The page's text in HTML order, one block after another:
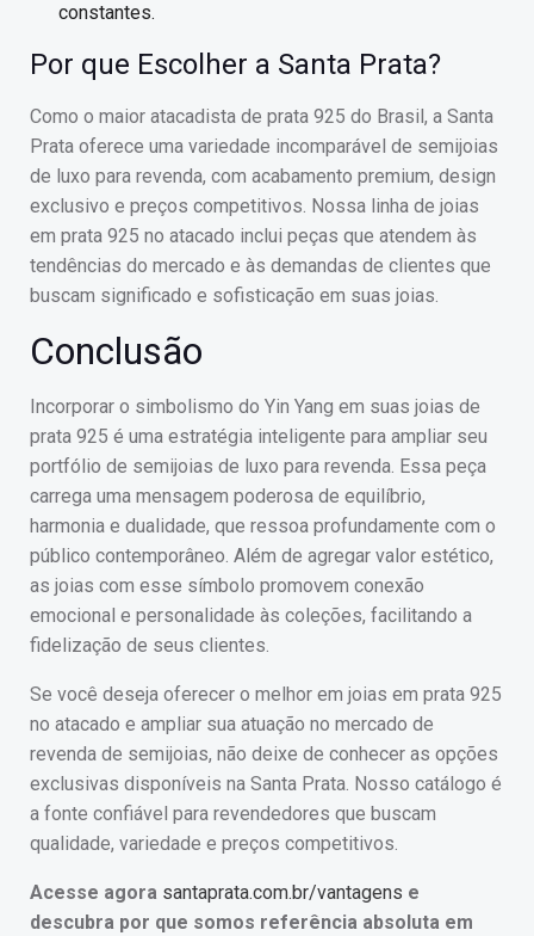
constantes.
Por que Escolher a Santa Prata?
Como o maior atacadista de prata 925 do Brasil, a Santa
Prata oferece uma variedade incomparável de semijoias
de luxo para revenda, com acabamento premium, design
exclusivo e preços competitivos. Nossa linha de joias
em prata 925 no atacado inclui peças que atendem às
tendências do mercado e às demandas de clientes que
buscam significado e sofisticação em suas joias.
Conclusão
Incorporar o simbolismo do Yin Yang em suas joias de
prata 925 é uma estratégia inteligente para ampliar seu
portfólio de semijoias de luxo para revenda. Essa peça
carrega uma mensagem poderosa de equilíbrio,
harmonia e dualidade, que ressoa profundamente com o
público contemporâneo. Além de agregar valor estético,
as joias com esse símbolo promovem conexão
emocional e personalidade às coleções, facilitando a
fidelização de seus clientes.
Se você deseja oferecer o melhor em joias em prata 925
no atacado e ampliar sua atuação no mercado de
revenda de semijoias, não deixe de conhecer as opções
exclusivas disponíveis na Santa Prata. Nosso catálogo é
a fonte confiável para revendedores que buscam
qualidade, variedade e preços competitivos.
Acesse agora santaprata.com.br/vantagens e
descubra por que somos referência absoluta em